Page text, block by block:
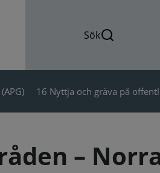
Sök
16 Nyttja och gräva på
–